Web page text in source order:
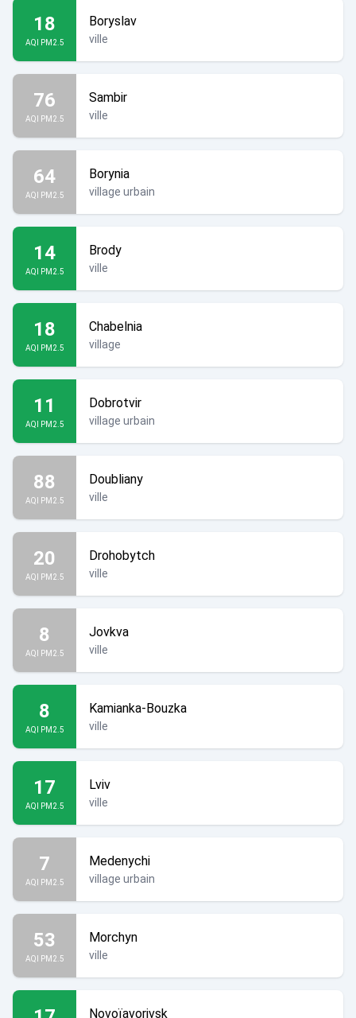
18
AQI PM2.5
Boryslav
ville
76
AQI PM2.5
Sambir
ville
64
AQI PM2.5
Borynia
village urbain
14
AQI PM2.5
Brody
ville
18
AQI PM2.5
Chabelnia
village
11
AQI PM2.5
Dobrotvir
village urbain
88
AQI PM2.5
Doubliany
ville
20
AQI PM2.5
Drohobytch
ville
8
AQI PM2.5
Jovkva
ville
8
AQI PM2.5
Kamianka-Bouzka
ville
17
AQI PM2.5
Lviv
ville
7
AQI PM2.5
Medenychi
village urbain
53
AQI PM2.5
Morchyn
ville
Novoïavorivsk